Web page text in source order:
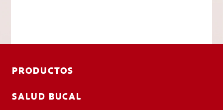
PRODUCTOS
SALUD BUCAL